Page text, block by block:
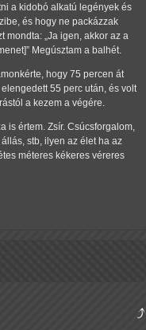
a kidobó alkatú legények és
és hogy ne packázzak
mondta: Ja igen, akkor az a
Megúsztam a balhét.
hogy 75 percen át
55 perc után, és volt
a kezem a végére.
is értem. Zsír. Csúcsforgalom,
stb, ilyen az élet ha az
méteres kékeres véreres